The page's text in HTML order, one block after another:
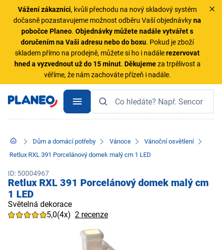
Vážení zákazníci, kvůli přechodu na nový skladový systém
dočasně pozastavujeme možnost odběru Vaší objednávkyna
pobočce Planeo.Objednávky můžete nadále vytvářet s
doručením na Vaši adresu nebo do boxu. Pokud je zboží
skladem přímo na prodejně, můžete si ho i nadálerezervovat
hned a vyzvednout už do 15 minut. Děkujemeza trpělivost a
věříme, že nám zachováte přízeň i nadále.
Dům a domácí potřeby Vánoce
Vánoční osvětlení
Retlux RXL 391 Porcelánový domek malý cm 1 LED
ID: 50004967
Retlux RXL 391 Porcelánový domek malý cm
1 LED
Světelná dekorace
5,0(4x) 2 recenze